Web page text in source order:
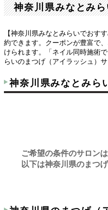
神奈川県みなとみ
【神奈川県みなとみらいでおす
約できます。クーポンが豊富で
けられます。「ネイル同時施術
らいのまつげ（アイラッシュ）
神奈川県みなとみら
ご希望の条件のサロン
以下は神奈川県のまつ